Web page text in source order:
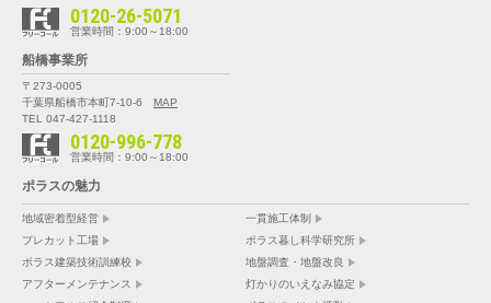
0120-26-5071
営業時間：9:00～18:00
船橋事業所
〒273-0005
千葉県船橋市本町7-10-6
MAP
TEL 047-427-1118
0120-996-778
営業時間：9:00～18:00
ポラスの魅力
地域密着型経営
一貫施工体制
プレカット工場
ポラス暮し科学研究所
ポラス建築技術訓練校
地盤調査・地盤改良
アフターメンテナンス
灯かりのいえなみ協定